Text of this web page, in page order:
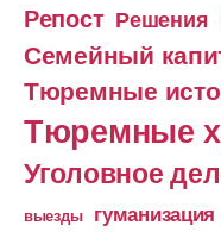
Репост Решения
Семейный
Тюремные
Тюремные
Уголовное
выезды гуманизация